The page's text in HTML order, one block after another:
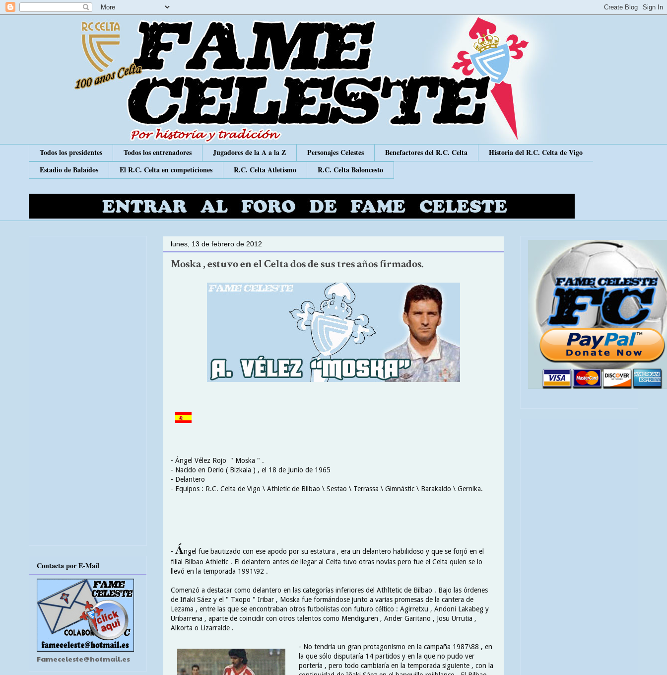
Todos los presidentes Todos los entrenadores Jugadores de la A a la Z Personajes Celestes Benefactores del R.C. Celta
Historia del R.C. Celta de Vigo
Estadio de Balaídos
El R.C. Celta en competiciones R.C. Celta Atletismo R.C. Celta Baloncesto
lunes, 13 de febrero de 2012
Moska , estuvo en el Celta dos de sus tres años firmados.
- Ángel Vélez Rojo " Moska " .
- Nacido en Derio ( Bizkaia ) , el 18 de Junio de 1965
- Delantero
- Equipos : R.C. Celta de Vigo \ Athletic de Bilbao \ Sestao \ Terrassa \ Gimnástic \ Barakaldo \ Gernika.
- Ángel fue bautizado con ese apodo por su estatura , era un delantero habilidoso y que se forjó en el
filial Bilbao Athletic . El delantero antes de llegar al Celta tuvo otras novias pero fue el Celta quien se lo
llevó en la temporada 1991\92 .
Comenzó a destacar como delantero en las categorías inferiores del Athltetic de Bilbao . Bajo las órdenes
de Iñaki Sáez y el " Txopo " Iribar , Moska fue formándose junto a varias promesas de la cantera de
Lezama , entre las que se encontraban otros futbolistas con futuro céltico : Agirretxu , Andoni Lakabeg y
Uribarrena , aparte de coincidir con otros talentos como Mendiguren , Ander Garitano , Josu Urrutia ,
Alkorta o Lizarralde .
- No tendría un gran protagonismo en la campaña 1987\88 , en
la que sólo disputaría 14 partidos y en la que no pudo ver
portería , pero todo cambiaría en la temporada siguiente , con la
Contacta por E-Mail
Fameceleste@hotmail.es